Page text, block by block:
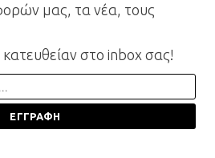
μας, τα νέα, τους
κατευθείαν στο inbox σας!